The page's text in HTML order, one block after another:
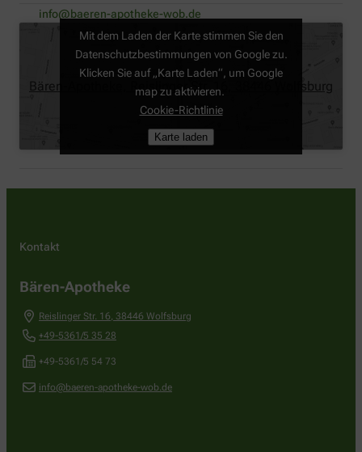
info@baeren-apotheke-wob.de
Bären-Apotheke, Reislinger Str. 16, 38446 Wolfsburg
Mit dem Laden der Karte stimmen Sie den
Datenschutzbestimmungen von Google zu.
Klicken Sie auf „Karte Laden“, um Google
map zu aktivieren.
Cookie-Richtlinie
Karte laden
Kontakt
Bären-Apotheke
Reislinger Str. 16 38446 Wolfsburg
+49-5361/5 35 28
+49-5361/5 54 73
info@baeren-apotheke-wob.de